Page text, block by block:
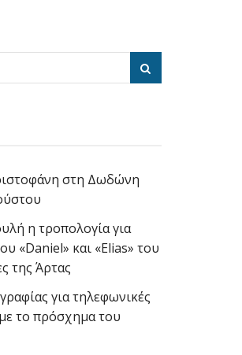
στη Δωδώνη
η τροπολογία για
«Daniel» και «Elias» του
της Άρτας
για τηλεφωνικές
το πρόσχημα του